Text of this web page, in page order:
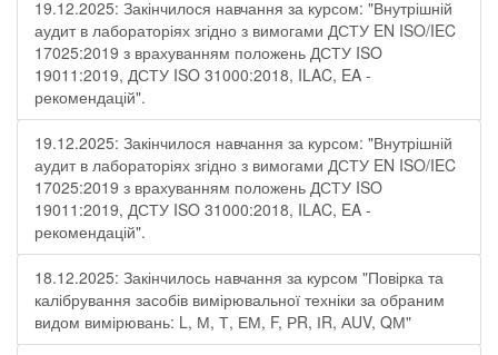
19.12.2025: Закінчилося навчання за курсом: "Внутрішній
аудит в лабораторіях згідно з вимогами ДСТУ EN ISO/IEC
17025:2019 з врахуванням положень ДСТУ ISO
19011:2019, ДСТУ ISO 31000:2018, ILAC, EA -
рекомендацій".
19.12.2025: Закінчилося навчання за курсом: "Внутрішній
аудит в лабораторіях згідно з вимогами ДСТУ EN ISO/IEC
17025:2019 з врахуванням положень ДСТУ ISO
19011:2019, ДСТУ ISO 31000:2018, ILAC, EA -
рекомендацій".
18.12.2025: Закінчилось навчання за курсом "Повірка та
калібрування засобів вимірювальної техніки за обраним
видом вимірювань: L, М, Т, ЕМ, F, РR, ІR, АUV, QМ"